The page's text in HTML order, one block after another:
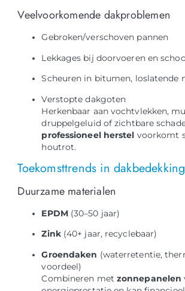
Veelvoorkomende dakproblemen
Gebroken/verschoven pannen
Lekkages bij doorvoeren en
Scheuren in bitumen, loslatende
Verstopte dakgoten
Herkenbaar aan vochtvlekken,
druppelgeluid of zichtbare
professioneel herstel voorkomt
houtrot.
Toekomsttrends in dakbedekking
Duurzame materialen
EPDM(30–50 jaar)
Zink(40+ jaar, recyclebaar)
Groendaken (waterretentie,
voordeel)
Combineren met zonnepanelen